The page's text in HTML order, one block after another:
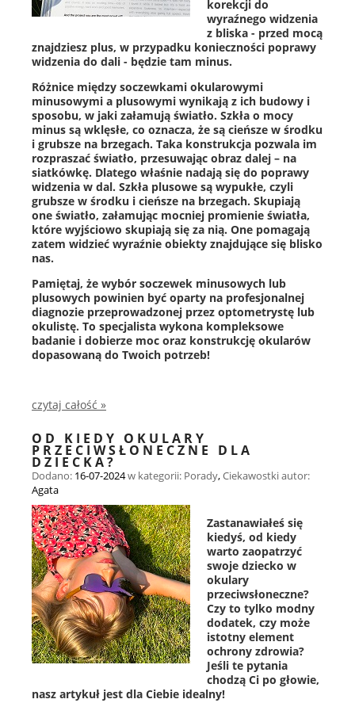
korekcji do
wyraźnego widzenia
z bliska - przed mocą
znajdziesz plus, w przypadku konieczności poprawy
widzenia do dali - będzie tam minus.
Różnice między soczewkami okularowymi
minusowymi a plusowymi wynikają z ich budowy i
sposobu, w jaki załamują światło. Szkła o mocy
minus są wklęsłe, co oznacza, że są cieńsze w środku
i grubsze na brzegach. Taka konstrukcja pozwala im
rozpraszać światło, przesuwając obraz dalej – na
siatkówkę. Dlatego właśnie nadają się do poprawy
widzenia w dal. Szkła plusowe są wypukłe, czyli
grubsze w środku i cieńsze na brzegach. Skupiają
one światło, załamując mocniej promienie światła,
które wyjściowo skupiają się za nią. One pomagają
zatem widzieć wyraźnie obiekty znajdujące się blisko
nas.
Pamiętaj, że wybór soczewek minusowych lub
plusowych powinien być oparty na profesjonalnej
diagnozie przeprowadzonej przez optometrystę lub
okulistę. To specjalista wykona kompleksowe
badanie i dobierze moc oraz konstrukcję okularów
dopasowaną do Twoich potrzeb!
czytaj całość »
OD KIEDY OKULARY
PRZECIWSŁONECZNE DLA
DZIECKA?
Dodano: 16-07-2024w kategorii: Porady,Ciekawostkiautor:
Agata
Zastanawiałeś się
kiedyś, od kiedy
warto zaopatrzyć
swoje dziecko w
okulary
przeciwsłoneczne?
Czy to tylko modny
dodatek, czy może
istotny element
ochrony zdrowia?
Jeśli te pytania
chodzą Ci po głowie,
nasz artykuł jest dla Ciebie idealny!